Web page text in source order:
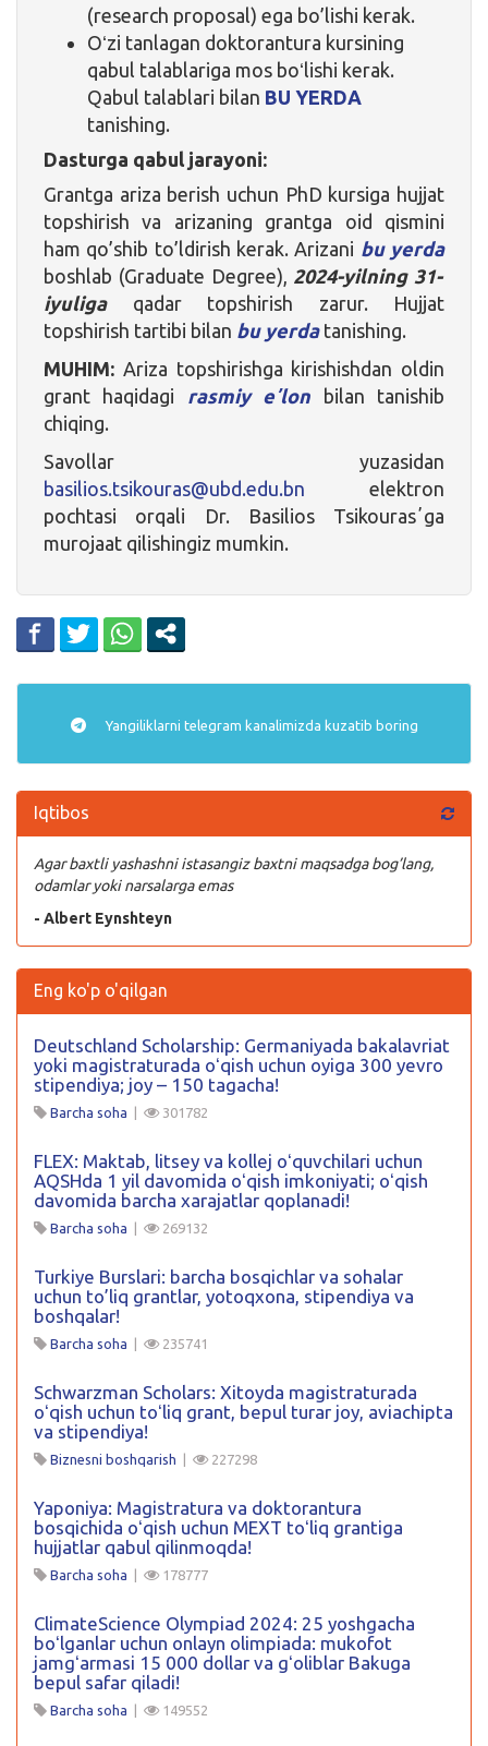
(research proposal) ega bo’lishi kerak.
Oʻzi tanlagan doktorantura kursining
qabul talablariga mos boʻlishi kerak.
Qabul talablari bilan BU YERDA
tanishing.
Dasturga qabul jarayoni:
Grantga ariza berish uchun PhD kursiga hujjat
topshirish va arizaning grantga oid qismini
ham qo’shib to’ldirish kerak. Arizani bu yerda
boshlab (Graduate Degree), 2024-yilning 31-
iyuligaqadar topshirish zarur. Hujjat
topshirish tartibi bilan bu yerdatanishing.
MUHIM: Ariza topshirishga kirishishdan oldin
grant haqidagi
rasmiy eʼlon
bilan tanishib
chiqing.
Savollar yuzasidan
basilios.tsikouras@ubd.edu.bn elektron
pochtasi orqali Dr. Basilios Tsikourasʼga
murojaat qilishingiz mumkin.
Yangiliklarni telegram kanalimizda kuzatib boring
Iqtibos
Agar baxtli yashashni istasangiz baxtni maqsadga bog’lang,
odamlar yoki narsalarga emas
- Albert Eynshteyn
Eng ko'p o'qilgan
Deutschland Scholarship: Germaniyada bakalavriat
yoki magistraturada oʻqish uchun oyiga 300 yevro
stipendiya; joy – 150 tagacha!
Barcha soha | 301782
FLEX: Maktab, litsey va kollej oʻquvchilari uchun
AQSHda 1 yil davomida oʻqish imkoniyati; oʻqish
davomida barcha xarajatlar qoplanadi!
Barcha soha | 269132
Turkiye Burslari: barcha bosqichlar va sohalar
uchun to’liq grantlar, yotoqxona, stipendiya va
boshqalar!
Barcha soha | 235741
Schwarzman Scholars: Xitoyda magistraturada
oʻqish uchun toʻliq grant, bepul turar joy, aviachipta
va stipendiya!
Biznesni boshqarish | 227298
Yaponiya: Magistratura va doktorantura
bosqichida oʻqish uchun MEXT toʻliq grantiga
hujjatlar qabul qilinmoqda!
Barcha soha | 178777
ClimateScience Olympiad 2024: 25 yoshgacha
boʻlganlar uchun onlayn olimpiada: mukofot
jamgʻarmasi 15 000 dollar va gʻoliblar Bakuga
bepul safar qiladi!
Barcha soha | 149552